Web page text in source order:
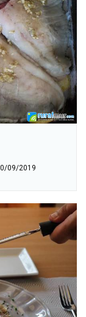
09/2019